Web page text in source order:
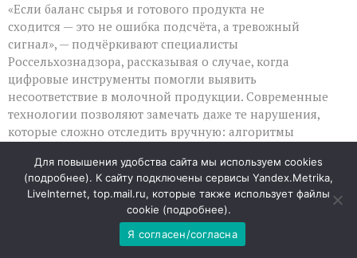
математика
не
система
ловит
нарушения
в
молоке»
«Если баланс сырья и готового продукта не
сходится — это не ошибка подсчёта, а тревожный
сигнал», — подчёркивают специалисты
Россельхознадзора, рассказывая о случае, когда
цифровые инструменты помогли выявить
несоответствие в молочной продукции. Современные
технологии позволяют замечать даже те нарушения,
которые сложно отследить вручную: алгоритмы
потребителя от сомнительных товаров.
Цифровая бдительность: как работает
Для повышения удобства сайта мы используем cookies
(подробнее). К сайту подключены сервисы Yandex.Metrika,
LiveInternet, top.mail.ru, которые также использует файлы
cookie (подробнее).
Я согласен/согласна